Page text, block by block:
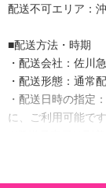
配送不可エリア：
■配送方法・時期
・配送会社：佐川
・配送形態：通常
・配送日時の指定
に、ご利用可能です
・商品は「日本酒